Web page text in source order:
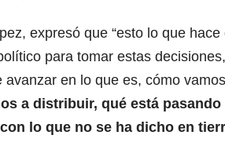
expresó que “esto lo que hace
para tomar estas
en lo que es, cómo
a distribuir, qué está
lo que no se ha dicho en